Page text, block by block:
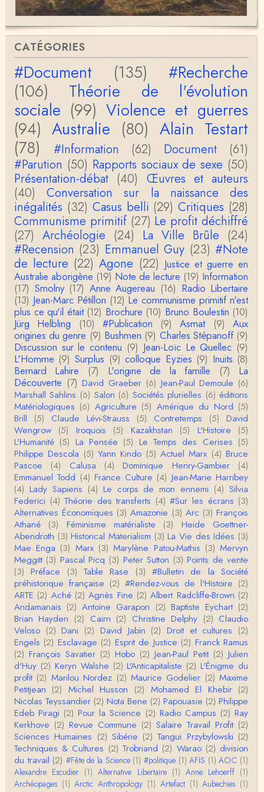
honnêteté intellectuelle, vous êtes passionnant.A …
Christophe Darmangeat
Si, le lien fonctionne bel et bien, je viens de le véri
fier. Il mène à la thèse de Jean-Claude Favin…
roland `chaudat
le lien cité par BB ne fonctionne pas ( 6 ans aprè
s), dommage, mais j'ai la même impression que …
Christophe Darmangeat
La plus récente, donc celle en français, la quatrièm
e, publiée chez La Découverte.Bonne lecture !
Anonymous
Actuellement c'est quelle édition qui est la plus à jo
ur? La dernière edition française ou celle…
roland chaudat
le sous-titre de l’article de la Lutte de Classes “No
n, l’oppression des femmes n’a pas toujours exi…
roland chaudat
Votre gourmandise sera probablement récompens
ée parce que Snow apporte "de l'eau à votre m
o…
Christophe Darmangeat
...Et merci à vous pour Snow – qui m'a l'air d'être
davantage une histoire qu'une et…
roland chaudat
Tout à fait d'accord avec vous et quant à Leacock j
e n'ai lu qu'un de ses ouvrages et il…
Anonymous
Homo sapiens a clairement évolué depuis 300 00
0 ans. Tout d'abord, il y a la différence notable …
Christophe Darmangeat
Cet article apporte de l'eau à mon moulin (si j'ose
dire) en appuyant la réalité des torture…
roland chaudat
IROQUOIS CANNIBALISM: FACT NOT FICTIONTho
mas S. AblerUniversity of WaterlooBien que ce text
e ne comp…
roland chaudat
Merci de relever ma généralisation hâtive en ce qu
i concerne une hypothétique proportion relative e
n…
Christophe Darmangeat
Pour ce qui est des effets de la variole, ils ont en
effet été catastrophiques 'une manière géné…
Roland Chaudat
L'histoire des populations autochtones profite certai
nement de ces reconstitutions dont la visit…
Anonymous
Je viens de regarder une vidéo de Pascal Picq sur
"le blob" à l'instant. Mon premier r…
Yves Le Dantec
En effet, par "hiérarchie" j'entendais surtout ce que
tu entends dans ton second point…
CATÉGORIES
#Document (135)
#Recherche
(106)
Théorie de l'évolution
sociale (99) Violence et guerres
(94) Australie (80) Alain Testart
(78)
#Information (62) Document
(61)
#Parution (50) Rapports sociaux de sexe (50)
Présentation-débat (40) Œuvres et auteurs
(40)
Conversation sur la naissance des
inégalités (32) Casus belli (29) Critiques (28)
Communisme primitif (27) Le profit déchiffré
(27) Archéologie (24) La Ville Brûle (24)
#Recension (23) Emmanuel Guy (23) #Note
de lecture (22) Agone (22) Justice et guerre en
Australie aborigène (19) Note de lecture (19) Information
(17) Smolny (17) Anne Augereau (16) Radio Libertaire
(13) Jean-Marc Pétillon (12) Le communisme primitif n'est
plus ce qu'il était (12) Brochure (10) Bruno Boulestin (10)
Jürg Helbling
(10) #Publication (9) Asmat (9)
Aux
origines du genre (9) Bushmen (9) Charles Stépanoff (9)
Discussion sur le contenu (9) Jean-Loïc Le Quellec (9)
L'Homme (9) Surplus (9) colloque Eyzies (9) Inuits (8)
Bernard Lahire
(7) L'origine de la famille (7)
La
Découverte (7) David Graeber (6) Jean-Paul Demoule (6)
Marshall Sahlins (6) Salon (6) Sociétés plurielles (6) éditions
Matériologiques (6) Agriculture (5) Amérique du Nord (5)
Brill
(5) Claude Lévi-Strauss (5) Contretemps (5)
David
Wengrow (5) Iroquois (5) Kazakhstan (5) L'Histoire
(5)
L'Humanité (5) La Pensée (5) Le Temps des Cerises (5)
Philippe Descola (5) Yann Kindo (5) Actuel Marx (4) Bruce
Pascoe
(4) Calusa (4) Dominique Henry-Gambier
(4)
Emmanuel Todd (4) France Culture (4) Jean-Marie Harribey
(4) Lady Sapiens (4) Le corps de mon ennemi (4) Silvia
Federici (4) Théorie des transferts (4) #Sur les écrans (3)
Alternatives Économiques (3) Amazonie (3) Arc (3) François
Athané
(3) Féminisme matérialiste (3)
Heide Goettner-
Abendroth (3) Historical Materialism (3) La Vie des Idées (3)
Mae Enga (3) Marx (3) Marylène Patou-Mathis (3) Mervyn
Meggitt (3) Pascal Picq (3) Peter Sutton (3) Points de vente
(3) Préface (3) Table Rase (3) #Bulletin de la Société
préhistorique française (2) #Rendez-vous de l'Histoire (2)
ARTE (2) Aché (2) Agnès Fine (2) Albert Radcliffe-Brown (2)
Andamanais (2) Antoine Garapon (2) Baptiste Eychart (2)
Brian Hayden (2) Cairn (2) Christine Delphy (2) Claudio
Veloso (2) Dani (2) David Jabin (2) Droit et cultures (2)
Engels (2) Esclavage (2) Esprit de Justice (2) Franck Ramus
(2) François Savatier (2) Hobo (2) Jean-Paul Petit (2) Julien
d'Huy (2) Keryn Walshe (2) L'Anticapitaliste (2) L'Énigme du
profit (2) Marilou Nordez (2) Maurice Godelier (2) Maxime
Petitjean (2) Michel Husson (2) Mohamed El Khebir (2)
Nicolas Teyssandier (2) Nota Bene (2) Papouasie (2) Philippe
Edeb Piragi (2) Pour la Science (2) Radio Campus (2) Ray
Kerkhove (2) Revue Commune (2) Salaire Travail Profit (2)
Sciences Humaines (2) Sibérie (2) Tangui Przybylowski (2)
Techniques & Cultures (2) Trobriand (2) Warao (2) division
du travail (2) #Fête de la Science (1) #politique (1) AFIS (1) AOC (1)
Alexandre Escudier (1) Alternative Libertaire (1) Anne Lehoerff (1)
Archéopages (1) Arctic Anthropology (1) Artefact (1) Aubechies (1)